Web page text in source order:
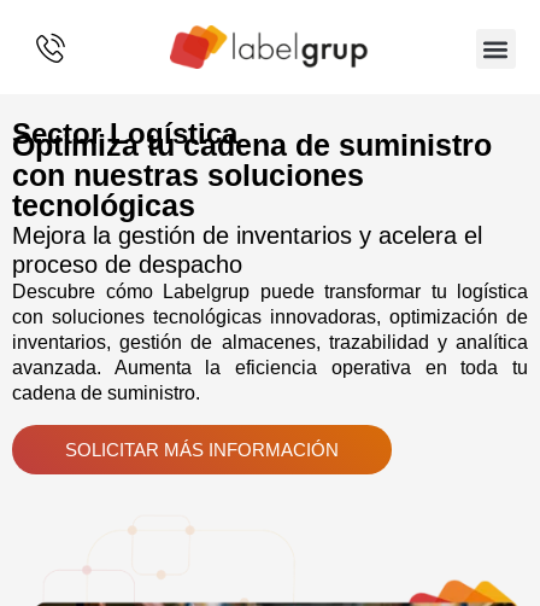
Sector Logística
Optimiza tu cadena de suministro
con nuestras soluciones
tecnológicas
Mejora la gestión de inventarios y acelera el
proceso de despacho
Descubre cómo Labelgrup puede transformar tu logística
con soluciones tecnológicas innovadoras, optimización de
inventarios, gestión de almacenes, trazabilidad y analítica
avanzada. Aumenta la eficiencia operativa en toda tu
cadena de suministro.
SOLICITAR MÁS INFORMACIÓN